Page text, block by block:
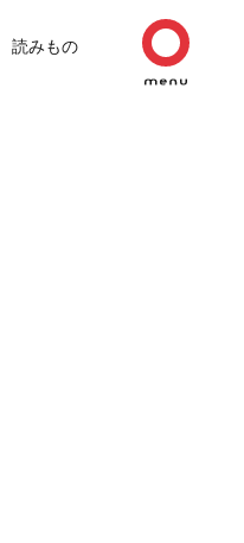
読みもの